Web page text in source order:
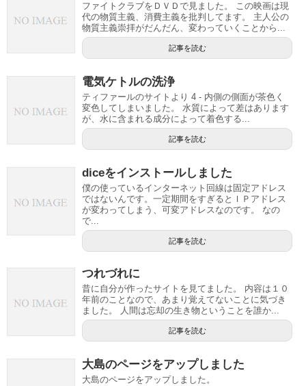
ファイトクラブをＤＶＤで見ました。 この映画は現
代の物質主義、消費主義を批判してます。 主人公の
物質主義崇拝がだんだん、変わっていくことから...
記事を読む
電気ケトルの洗浄
ティファールのサイトより 4 - 内側の側面が茶色く
変色してしまいました。 水質によって差はあります
が、水に含まれる成分によって着色する...
記事を読む
diceをインストールしました
僕の使っているインターネット回線は固定アドレス
ではないんです。一定期間をすぎるとＩＰアドレス
が変わってしまう、可変アドレスなのです。 なの
で...
記事を読む
つれづれに
昔に自分が作ったサイトを見てました。 内容は１０
年前のことなので、あまり覚えてないことに気づき
ました。 人間は忘却の生き物ということを誰か...
記事を読む
大島のページをアップしました
大島のページをアップしました。